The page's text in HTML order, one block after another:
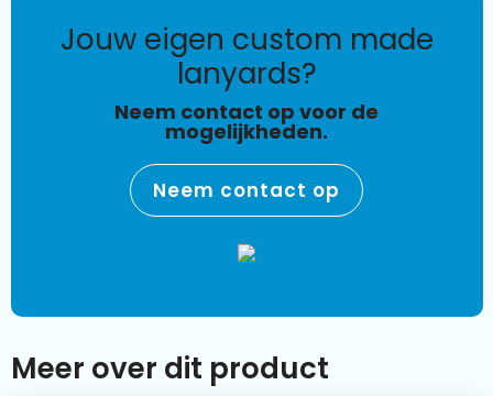
jouw eigen custom made
lanyards?
Neem contact op voor de
mogelijkheden.
Neem contact op
Meer over dit product